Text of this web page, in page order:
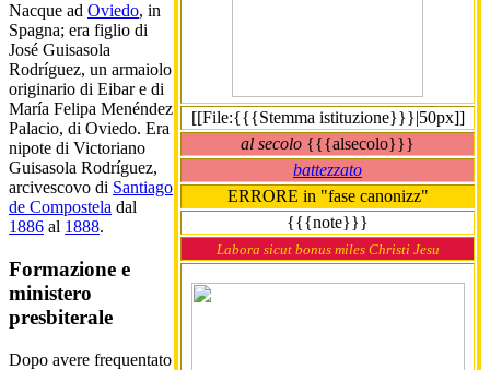
[[File:{{{Stemma istituzione}}}|50px]]
al secolo {{{alsecolo}}}
battezzato
ERRORE in "fase canonizz"
{{{note}}}
Labora sicut bonus miles Christi Jesu
Nacque ad Oviedo, in
Spagna; era figlio di
José Guisasola
Rodríguez, un armaiolo
originario di Eibar e di
María Felipa Menéndez
Palacio, di Oviedo. Era
nipote di Victoriano
Guisasola Rodríguez,
arcivescovo di Santiago
de Compostela dal
1886 al 1888.
Formazione e
ministero
presbiterale
Dopo avere frequentato